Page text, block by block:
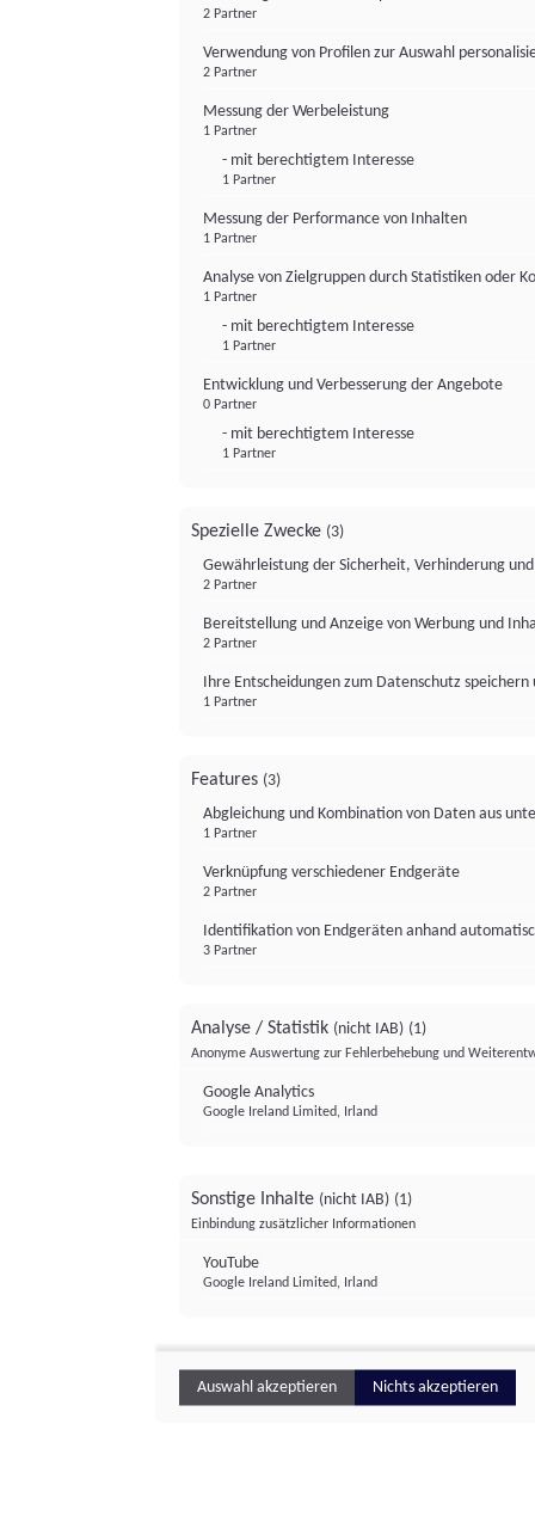
2 Partner
Verwendung von Profilen zur Auswahl
2 Partner
Messung der Werbeleistung
1 Partner
- mit berechtigtem Interesse
1 Partner
Messung der Performance von Inhalten
1 Partner
Analyse von Zielgruppen durch Statistiken oder
1 Partner
- mit berechtigtem Interesse
1 Partner
Entwicklung und Verbesserung der Angebote
0 Partner
- mit berechtigtem Interesse
1 Partner
Spezielle Zwecke (3)
Gewährleistung der Sicherheit, Verhinderung
2 Partner
Bereitstellung und Anzeige von Werbung und
2 Partner
Ihre Entscheidungen zum Datenschutz
1 Partner
Features (3)
Abgleichung und Kombination von Daten aus
1 Partner
Verknüpfung verschiedener Endgeräte
2 Partner
Identifikation von Endgeräten anhand
3 Partner
Analyse / Statistik (nicht IAB) (1)
Anonyme Auswertung zur Fehlerbehebung und
Google Analytics
Google Ireland Limited, Irland
Sonstige Inhalte (nicht IAB) (1)
Einbindung zusätzlicher Informationen
YouTube
Google Ireland Limited, Irland
Auswahl akzeptieren Nichts akzeptieren